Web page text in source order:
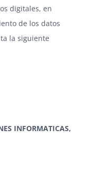
digitales, en
de los datos
la siguiente
INFORMATICAS,